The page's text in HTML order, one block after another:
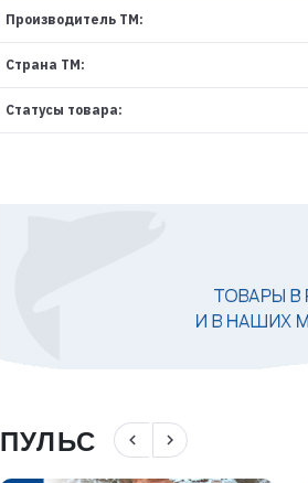
Производитель ТМ:
Страна ТМ:
Статусы товара:
ПУЛЬС navigate_before navigate_next